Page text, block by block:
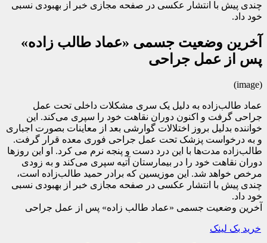
چندی پیش با انتشار عکسی در صفحه مجازی خبر از بهبودی نسبی
خود داد.
آخرین وضعیت جسمی «عماد طالب زاده»
پس از عمل جراحی
(image)
عماد طالب‌زاده به دلیل یک سری مشکلات داخلی تحت عمل
جراحی گرفت و اکنون دوران نقاهت خود را سپری می‌کند. این
خواننده بدلیل بروز اختلالات گوارشی بعد از معاینات بصورت اجباری
و به درخواست پزشک تحت عمل جراحی فوری معده قرار گرفت.
طالب‌زاده مدت‌ها با این درد دست و پنجه نرم می کرد. او این روزها
دوران نقاهت خود را در بیمارستان آتیه سپری می‌کند و به زودی
مرخص خواهد شد. این موزیسین که برادر حمید طالب‌زاده است،
چندی پیش با انتشار عکسی در صفحه مجازی خبر از بهبودی نسبی
خود داد.
آخرین وضعیت جسمی «عماد طالب زاده» پس از عمل جراحی
خرید بک لینک